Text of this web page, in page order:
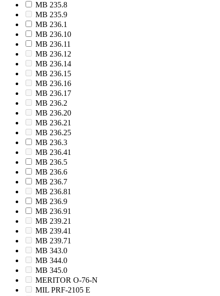
MB 235.8
MB 235.9
MB 236.1
MB 236.10
MB 236.11
MB 236.12
MB 236.14
MB 236.15
MB 236.16
MB 236.17
MB 236.2
MB 236.20
MB 236.21
MB 236.25
MB 236.3
MB 236.41
MB 236.5
MB 236.6
MB 236.7
MB 236.81
MB 236.9
MB 236.91
MB 239.21
MB 239.41
MB 239.71
MB 343.0
MB 344.0
MB 345.0
MERITOR O-76-N
MIL PRF-2105 E